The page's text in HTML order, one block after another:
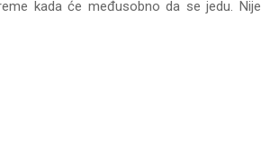
kada će međusobno da se jedu. Nije